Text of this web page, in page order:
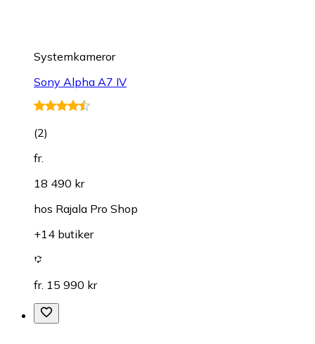
Systemkameror
Sony Alpha A7 IV
(2)
fr.
18 490 kr
hos Rajala Pro Shop
+14 butiker
fr. 15 990 kr